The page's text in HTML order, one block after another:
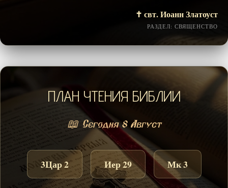
✝️ свт. Иоанн Златоуст
РАЗДЕЛ: СВЯЩЕНСТВО
ПЛАН ЧТЕНИЯ БИБЛИИ
📖 Сегодня 8 Август
3Цар 2 Иер 29 Мк 3